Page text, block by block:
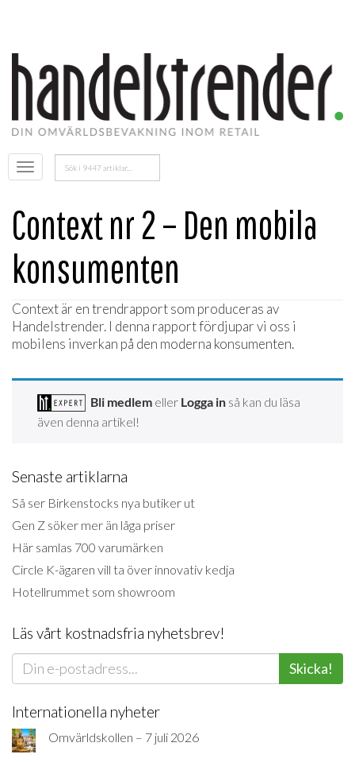
Öppna
menyn
Sök
efter:
Context nr 2 – Den mobila
konsumenten
Context är en trendrapport som produceras av
Handelstrender. I denna rapport fördjupar vi oss i
mobilens inverkan på den moderna konsumenten.
Bli medlem eller Logga in så kan du läsa
även denna artikel!
Senaste artiklarna
Så ser Birkenstocks nya butiker ut
Gen Z söker mer än låga priser
Här samlas 700 varumärken
Circle K-ägaren vill ta över innovativ kedja
Hotellrummet som showroom
Läs vårt kostnadsfria nyhetsbrev!
Skicka!
Internationella nyheter
Omvärldskollen – 7 juli 2026